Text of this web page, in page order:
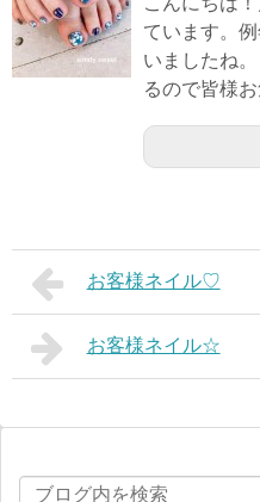
ています。
いましたね
るので皆様
お客様ネイル♡
お客様ネイル☆